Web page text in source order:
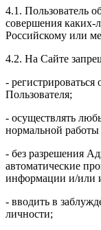
4.1. Пользователь
совершения каких-
Российскому или
4.2. На Сайте
- регистрироваться
Пользователя;
- осуществлять
нормальной работы
- без разрешения
автоматические
информации и/или
- вводить в
личности;